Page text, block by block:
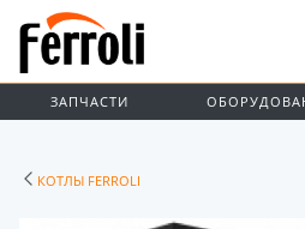
ЗАПЧАСТИ
КОТЛЫ FERROLI